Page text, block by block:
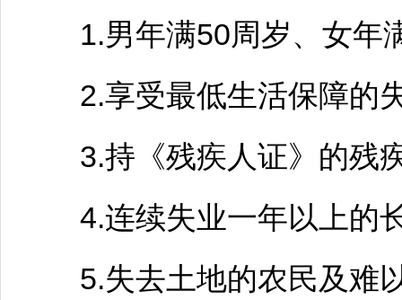
1.男年满50周岁、女年
2.享受最低生活保障的
3.持《残疾人证》的残
4.连续失业一年以上的
5.失去土地的农民及难以